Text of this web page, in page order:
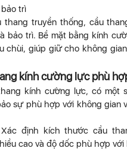
trì
thang truyền thống, cầu
bảo trì. Bề mặt bằng kính
chùi, giúp giữ cho không
kính cường lực phù
kính cường lực, có một
sự phù hợp với không gian
định kích thước cầu
cao và độ dốc phù hợp với